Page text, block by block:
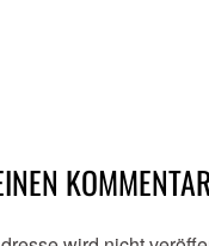
KOMMENTAR